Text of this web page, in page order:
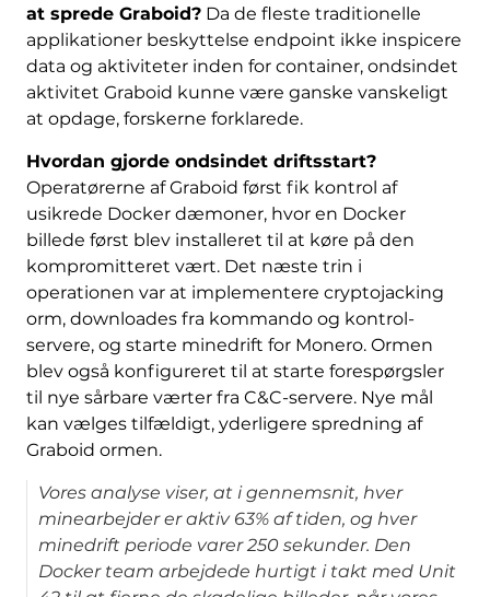
at sprede Graboid?Da de fleste traditionelle
applikationer beskyttelse endpoint ikke inspicere
data og aktiviteter inden for container, ondsindet
aktivitet Graboid kunne være ganske vanskeligt
at opdage, forskerne forklarede.
Hvordan gjorde ondsindet driftsstart?
Operatørerne af Graboid først fik kontrol af
usikrede Docker dæmoner, hvor en Docker
billede først blev installeret til at køre på den
kompromitteret vært. Det næste trin i
operationen var at implementere cryptojacking
orm, downloades fra kommando og kontrol-
servere, og starte minedrift for Monero. Ormen
blev også konfigureret til at starte forespørgsler
til nye sårbare værter fra C&C-servere. Nye mål
kan vælges tilfældigt, yderligere spredning af
Graboid ormen.
Vores analyse viser, at i gennemsnit, hver
minearbejder er aktiv 63% af tiden, og hver
minedrift periode varer 250 sekunder. Den
Docker team arbejdede hurtigt i takt med Unit